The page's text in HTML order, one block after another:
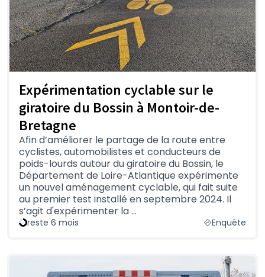
Expérimentation cyclable sur le
giratoire du Bossin à Montoir-de-
Bretagne
Afin d’améliorer le partage de la route entre
cyclistes, automobilistes et conducteurs de
poids-lourds autour du giratoire du Bossin, le
Département de Loire-Atlantique expérimente
un nouvel aménagement cyclable, qui fait suite
au premier test installé en septembre 2024. Il
s’agit d'expérimenter la …
reste 6 mois Enquête